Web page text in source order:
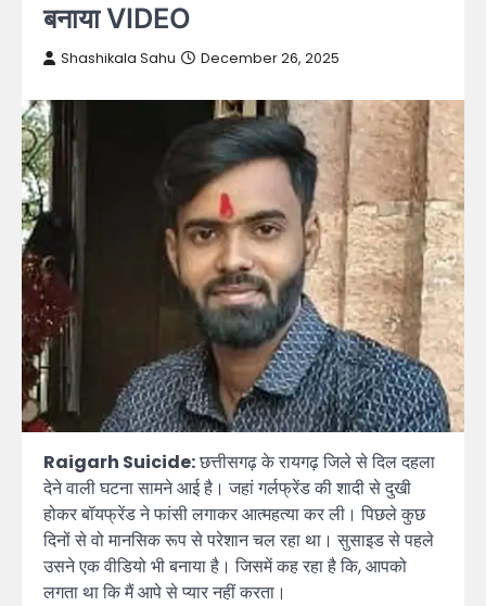
बनाया VIDEO
Shashikala Sahu December 26, 2025
Raigarh Suicide:छत्तीसगढ़ के रायगढ़ जिले से दिल दहला
देने वाली घटना सामने आई है। जहां गर्लफ्रेंड की शादी से दुखी
होकर बॉयफ्रेंड ने फांसी लगाकर आत्महत्या कर ली। पिछले कुछ
दिनों से वो मानसिक रूप से परेशान चल रहा था। सुसाइड से पहले
उसने एक वीडियो भी बनाया है। जिसमें कह रहा है कि, आपको
लगता था कि मैं आपे से प्यार नहीं करता।